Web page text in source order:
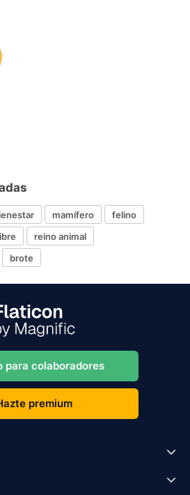
mamífero
felino
reino animal
brote
para colaboradores
premium